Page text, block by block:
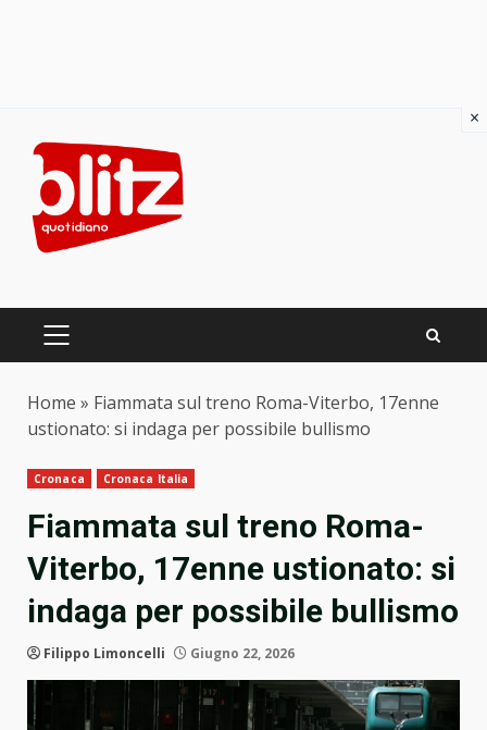
content
PRIMARY
Home » Fiammata sul treno Roma-Viterbo, 17enne
ustionato: si indaga per possibile bullismo
Cronaca Cronaca Italia
Fiammata sul treno Roma-
Viterbo, 17enne ustionato: si
indaga per possibile bullismo
Filippo Limoncelli Giugno 22, 2026
×